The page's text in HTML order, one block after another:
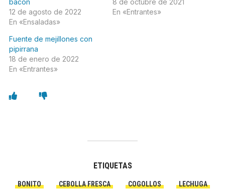
bacon
12 de agosto de 2022
En «Ensaladas»
8 de octubre de 2021
En «Entrantes»
Fuente de mejillones con
pipirrana
18 de enero de 2022
En «Entrantes»
ETIQUETAS
BONITO CEBOLLA FRESCA COGOLLOS
LECHUGA